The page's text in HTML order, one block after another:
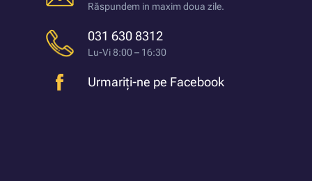
Răspundem in maxim doua zile.
031 630 8312
Lu-Vi 8:00 – 16:30
Urmariți-ne pe Facebook